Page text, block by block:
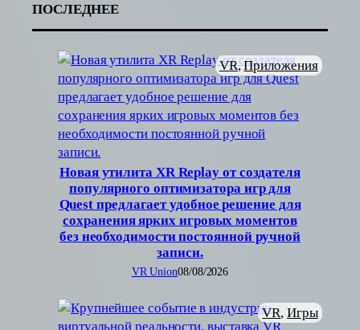
ПОСЛЕДНЕЕ
Новая утилита XR Replay от создателя
популярного оптимизатора игр для
Quest предлагает удобное решение для
сохранения ярких игровых моментов
без необходимости постоянной ручной
записи.
VR, Приложения
VR Union08/08/2026
VR, Игры